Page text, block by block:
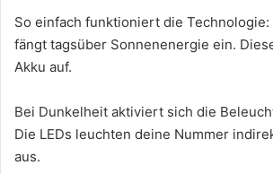
So einfach funktioniert die Technologie:
fängt tagsüber Sonnenenergie ein.
Akku auf.
Bei Dunkelheit aktiviert sich die
Die LEDs leuchten deine Nummer
aus.